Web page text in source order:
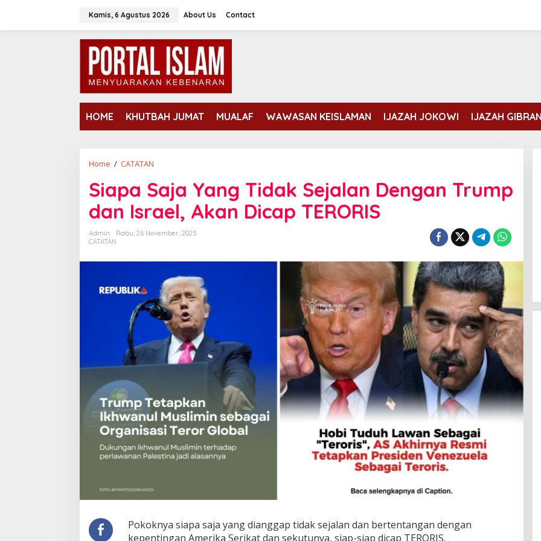
konten
Kamis, 6 Agustus 2026 About Us Contact
HOME KHUTBAH JUMAT MUALAF WAWASAN KEISLAMAN IJAZAH JOKOWI IJAZAH GIBRAN
Home / CATATAN
Yang
Tidak
Sejalan
Dengan
Trump
Israel,
Dicap
TERORIS
Siapa Saja Yang Tidak Sejalan Dengan Trump
dan Israel, Akan Dicap TERORIS
Admin
Rabu, 26 November, 2025
CATATAN
Pokoknya siapa saja yang dianggap tidak sejalan dan bertentangan dengan
kepentingan Amerika Serikat dan sekutunya, siap-siap dicap TERORIS.
Erdogan dan Mohammed bin
Di DUNIA ISLAM | Rabu, 5 Agustus, 2026